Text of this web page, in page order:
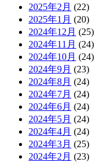
2025年2月 (22)
2025年1月 (20)
2024年12月 (25)
2024年11月 (24)
2024年10月 (24)
2024年9月 (23)
2024年8月 (24)
2024年7月 (24)
2024年6月 (24)
2024年5月 (24)
2024年4月 (24)
2024年3月 (25)
2024年2月 (23)